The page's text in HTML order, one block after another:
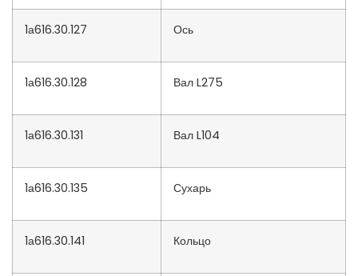
1а616.30.127 Ось
1а616.30.128 Вал L275
1а616.30.131 Вал L104
1а616.30.135 Сухарь
1а616.30.141 Кольцо